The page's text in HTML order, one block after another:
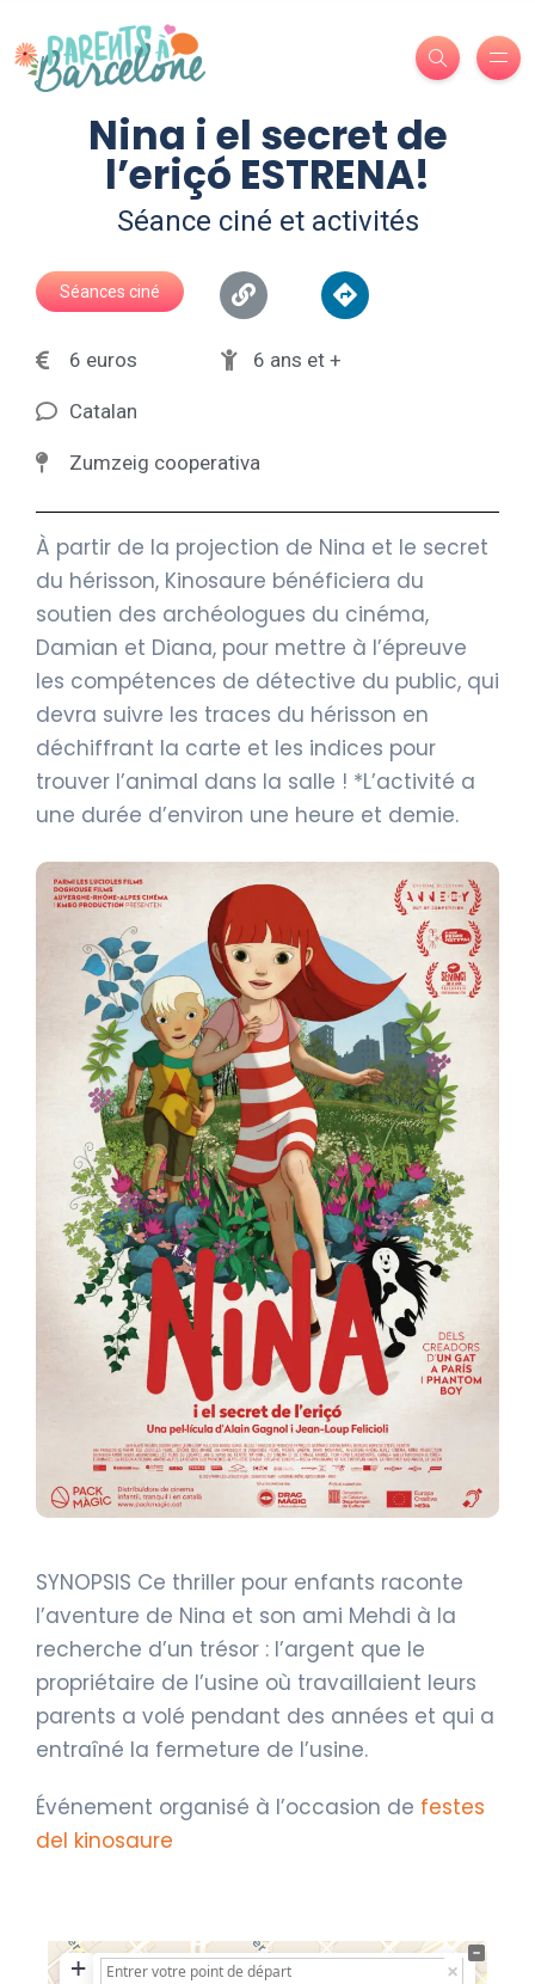
Nina i el secret de
l’eriçó ESTRENA!
Séance ciné et activités
Séances ciné
6 euros 6 ans et +
Catalan
Zumzeig cooperativa
À partir de la projection de Nina et le secret
du hérisson, Kinosaure bénéficiera du
soutien des archéologues du cinéma,
Damian et Diana, pour mettre à l’épreuve
les compétences de détective du public, qui
devra suivre les traces du hérisson en
déchiffrant la carte et les indices pour
trouver l’animal dans la salle ! *L’activité a
une durée d’environ une heure et demie.
SYNOPSIS Ce thriller pour enfants raconte
l’aventure de Nina et son ami Mehdi à la
recherche d’un trésor : l’argent que le
propriétaire de l’usine où travaillaient leurs
parents a volé pendant des années et qui a
entraîné la fermeture de l’usine.
Événement organisé à l’occasion de festes
del kinosaure
+